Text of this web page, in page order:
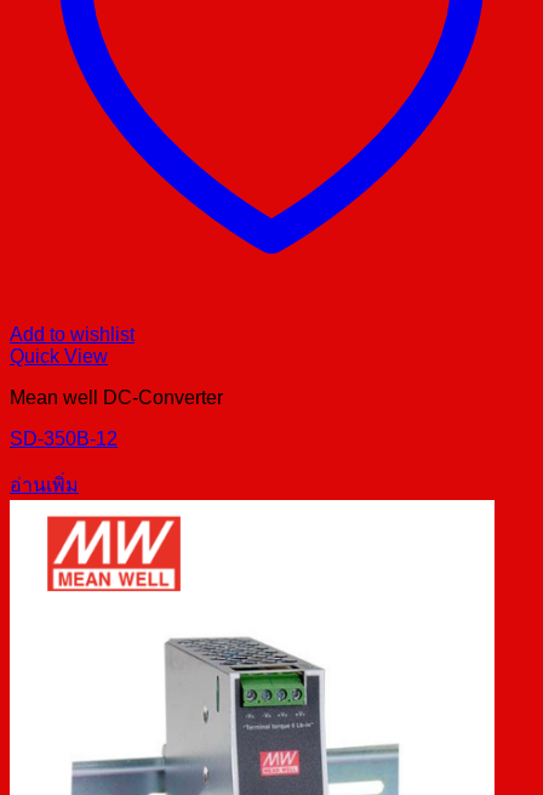
Add to wishlist
Quick View
Mean well DC-Converter
SD-350B-12
อ่านเพิ่ม